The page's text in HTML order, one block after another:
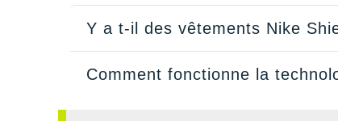
Y a t-il des vêtements Nike
Comment fonctionne la